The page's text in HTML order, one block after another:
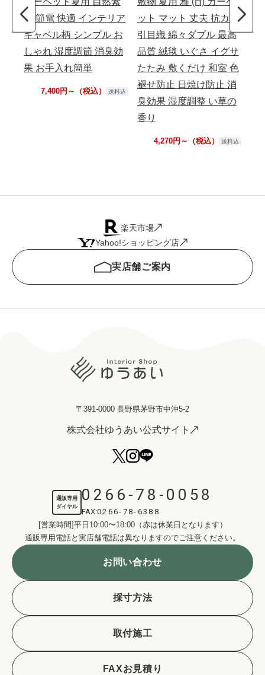
材 節電 快適 インテリア
ギャベル柄 シンプル お
しゃれ 湿度調節 消臭効
果 お手入れ簡単
7,400円～（税込） 送料込
ット マット 丈夫 抗カビ
引目織 綿々ダブル 最高
品質 絨毯 いぐさ イグサ
たたみ 敷くだけ 和室 色
褪せ防止 日焼け防止 消
臭効果 湿度調整 い草の
香り
4,270円～（税込） 送料込
形
楽天市場
Yahoo!ショッピング店
実店舗ご案内
〒391-0000 長野県茅野市中沖5-2
株式会社ゆうあい公式サイト
通販専用
ダイヤル
0266-78-0058
FAX:0266-78-6388
[営業時間]平日10:00〜18:00（赤は休業日となります）
通販専用電話と実店舗電話は異なりますのでご注意ください。
お問い合わせ
採寸方法
取付施工
FAXお見積り